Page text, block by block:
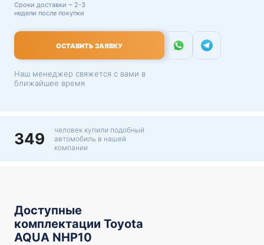
Сроки доставки ~ 2-3
недели после покупки
ОСТАВИТЬ ЗАЯВКУ
Наш менеджер свяжется с вами в
ближайшее время
349
человек купили подобный
автомобиль в нашей
компании
Доступные
комплектации Toyota
AQUA NHP10